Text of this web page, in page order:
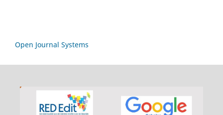
Open Journal Systems